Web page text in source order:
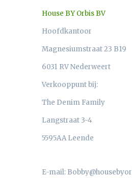
House BY Orbis BV
Hoofdkantoor
Magnesiumstraat 23 B19
6031 RV Nederweert
Verkooppunt bij:
The Denim Family
Langstraat 3-4
5595AA Leende
E-mail: